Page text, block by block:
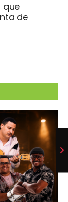
que
de